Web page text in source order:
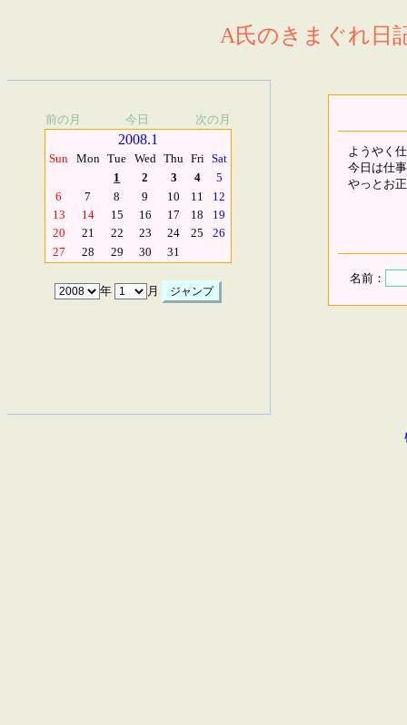
A氏のきまぐれ日
前の月 今日 次の月
2008.1
Sun Mon Tue Wed Thu Fri Sat
1
2 3 4
5
6
7 8 9 10 11
12
13
14 15 16 17 18
19
20
21 22 23 24 25
26
27
28 29 30 31
年 月
ようやく
今日は仕
やっとお
名前：